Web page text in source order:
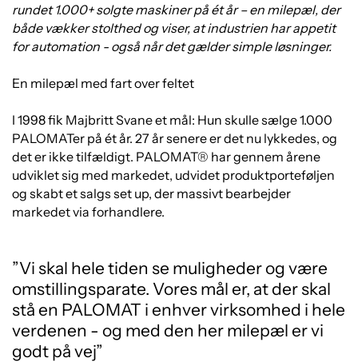
rundet 1.000+ solgte maskiner på ét år – en milepæl, der
både vækker stolthed og viser, at industrien har appetit
for automation - også når det gælder simple løsninger.
En milepæl med fart over feltet
I 1998 fik Majbritt Svane et mål: Hun skulle sælge 1.000
PALOMATer på ét år. 27 år senere er det nu lykkedes, og
det er ikke tilfældigt. PALOMAT® har gennem årene
udviklet sig med markedet, udvidet produktporteføljen
og skabt et salgs set up, der massivt bearbejder
markedet via forhandlere.
”Vi skal hele tiden se muligheder og være
omstillingsparate. Vores mål er, at der skal
stå en PALOMAT i enhver virksomhed i hele
verdenen - og med den her milepæl er vi
godt på vej”